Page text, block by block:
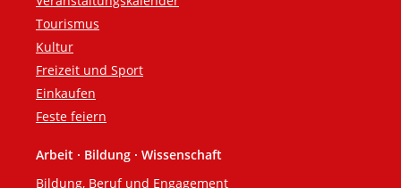
Tourismus
Kultur
Freizeit und Sport
Einkaufen
Feste feiern
Arbeit · Bildung · Wissenschaft
Bildung, Beruf und Engagement